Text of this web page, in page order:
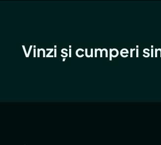
Vinzi și cumperi